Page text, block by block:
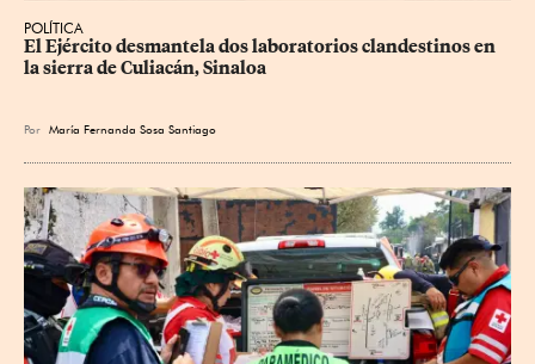
POLÍTICA
El Ejército desmantela dos laboratorios clandestinos en
la sierra de Culiacán, Sinaloa
Por María Fernanda Sosa Santiago